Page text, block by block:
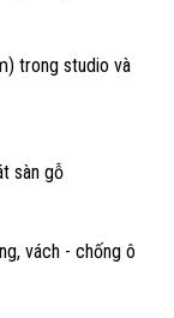
trong studio và
sàn gỗ
vách - chống ô